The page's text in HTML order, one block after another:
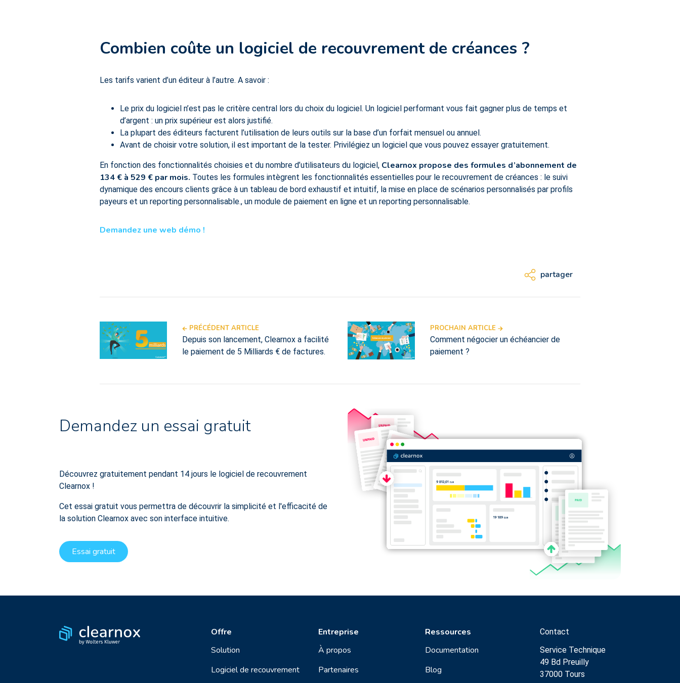
Combien coûte un logiciel de recouvrement de créances ?
Les tarifs varient d’un éditeur à l’autre. A savoir :
Le prix du logiciel n’est pas le critère central lors du choix du logiciel. Un logiciel performant vous fait gagner plus de temps et
d’argent : un prix supérieur est alors justifié.
La plupart des éditeurs facturent l’utilisation de leurs outils sur la base d’un forfait mensuel ou annuel.
Avant de choisir votre solution, il est important de la tester. Privilégiez un logiciel que vous pouvez essayer gratuitement.
En fonction des fonctionnalités choisies et du nombre d’utilisateurs du logiciel, Clearnox propose des formules d’abonnement de
134 € à 529 € par mois. Toutes les formules intègrent les fonctionnalités essentielles pour le recouvrement de créances : le suivi
dynamique des encours clients grâce à un tableau de bord exhaustif et intuitif, la mise en place de scénarios personnalisés par profils
payeurs et un reporting personnalisable., un module de paiement en ligne et un reporting personnalisable.
Demandez une web démo !
partager
PRÉCÉDENT ARTICLE
Depuis son lancement, Clearnox a facilité
le paiement de 5 Milliards € de factures.
PROCHAIN ARTICLE
Comment négocier un échéancier de
paiement ?
Demandez un essai gratuit
Découvrez gratuitement pendant 14 jours le logiciel de recouvrement
Clearnox !
Cet essai gratuit vous permettra de découvrir la simplicité et l'efficacité de
la solution Clearnox avec son interface intuitive.
Essai gratuit
Offre
Solution
Logiciel de recouvrement
Entreprise
À propos
Partenaires
Ressources
Documentation
Blog
Contact
Service Technique
49 Bd Preuilly
37000 Tours